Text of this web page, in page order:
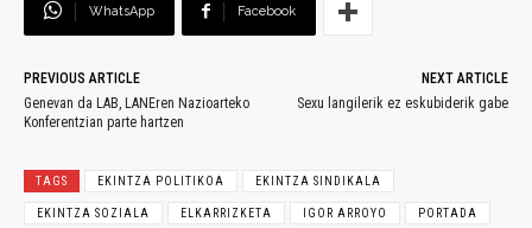
WhatsApp Facebook
PREVIOUS ARTICLE
Genevan da LAB, LANEren Nazioarteko
Konferentzian parte hartzen
NEXT ARTICLE
Sexu langilerik ez eskubiderik gabe
TAGS EKINTZA POLITIKOA EKINTZA SINDIKALA
EKINTZA SOZIALA ELKARRIZKETA IGOR ARROYO PORTADA